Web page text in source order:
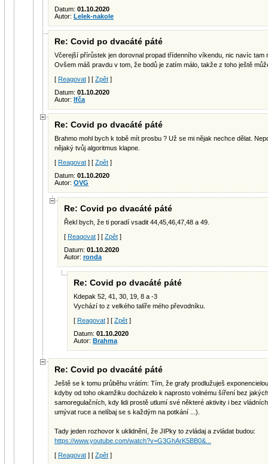
Datum: 01.10.2020
Autor: Lelek-nakole
Re: Covid po dvacáté páté
Včerejší přírůstek jen dorovnal propad třídenního víkendu, nic navíc tam
Ovšem máš pravdu v tom, že bodů je zatím málo, takže z toho ještě
[ Reagovat ] [ Zpět ]
Datum: 01.10.2020
Autor: Ifča
Re: Covid po dvacáté páté
Brahmo mohl bych k tobě mít prosbu ? Už se mi nějak nechce dělat.
nějaký tvůj algoritmus klapne.
[ Reagovat ] [ Zpět ]
Datum: 01.10.2020
Autor: OVG
Re: Covid po dvacáté páté
Řekl bych, že ti poradí vsadit 44,45,46,47,48 a 49.
[ Reagovat ] [ Zpět ]
Datum: 01.10.2020
Autor: ronda
Re: Covid po dvacáté páté
Kdepak 52, 41, 30, 19, 8 a -3
Vychází to z velkého talíře mého převodníku.
[ Reagovat ] [ Zpět ]
Datum: 01.10.2020
Autor: Brahma
Re: Covid po dvacáté páté
Ještě se k tomu průběhu vrátím: Tím, že grafy prodlužuješ
kdyby od toho okamžiku docházelo k naprosto volnému šíření bez
samoregulačních, kdy lidi prostě utlumí své některé aktivity i bez
umývat ruce a nelíbaj se s každým na potkání ...).
Tady jeden rozhovor k uklidnění, že JIPky to zvládaj a zvládat budou:
https://www.youtube.com/watch?v=G3GhArK5BB0&...
[ Reagovat ] [ Zpět ]